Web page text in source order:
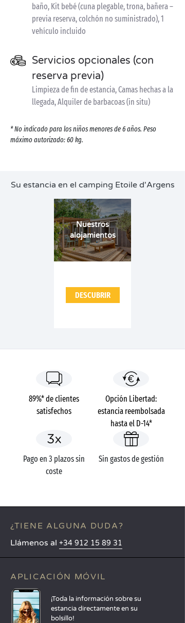
baño, Kit bebé (cuna plegable, trona, bañera –
previa reserva, colchón no suministrado), 1
vehículo incluido
Servicios opcionales (con
reserva previa)
Limpieza de fin de estancia, Camas hechas a la
llegada, Alquiler de barbacoas (in situ)
* No indicado para los niños menores de 6 años. Peso
máximo autorizado: 60 kg.
Su estancia en el camping Etoile d'Argens
Nuestros
alojamientos
DESCUBRIR
89%* de clientes
satisfechos
Opción Libertad:
estancia reembolsada
hasta el D-14*
Pago en 3 plazos sin
coste
Sin gastos de gestión
¿TIENE ALGUNA DUDA?
Llámenos al +34 912 15 89 31
APLICACIÓN MÓVIL
¡Toda la información sobre su
estancia directamente en su
bolsillo!